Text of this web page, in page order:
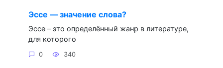
Эссе — значение слова?
Эссе – это определённый жанр в литературе,
для которого
0 340